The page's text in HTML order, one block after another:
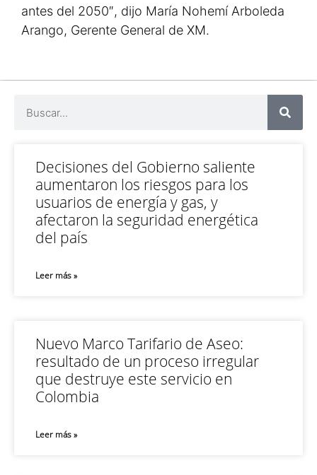
antes del 2050″, dijo María Nohemí Arboleda
Arango, Gerente General de XM.
Decisiones del Gobierno saliente
aumentaron los riesgos para los
usuarios de energía y gas, y
afectaron la seguridad energética
del país
Leer más »
Nuevo Marco Tarifario de Aseo:
resultado de un proceso irregular
que destruye este servicio en
Colombia
Leer más »